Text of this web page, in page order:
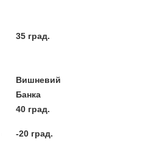
35 град.
Вишневий
Банка
40 град.
-20 град.